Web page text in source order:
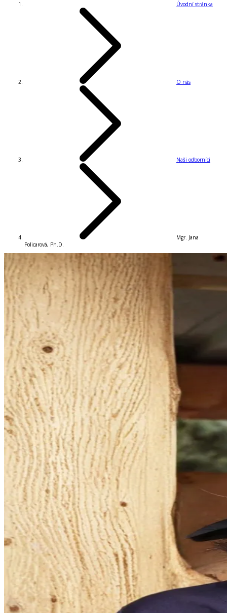
Úvodní stránka
O nás
Naši odborníci
Mgr. Jana
Policarová, Ph.D.